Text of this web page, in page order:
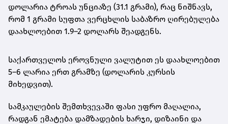
დოლარია ტროას უნციაზე (31.1 გრამი), რაც ნიშნავს,
რომ 1 გრამი სუფთა ვერცხლის საბაზრო ღირებულება
დაახლოებით 1.9–2 დოლარს შეადგენს.
საქართველოს ეროვნული ვალუტით ეს დაახლოებით
5–6 ლარია ერთ გრამზე (დოლარის კურსის
მიხედვით).
სამკაულების შემთხვევაში ფასი უფრო მაღალია,
რადგან ემატება დამზადების ხარჯი, დიზაინი და